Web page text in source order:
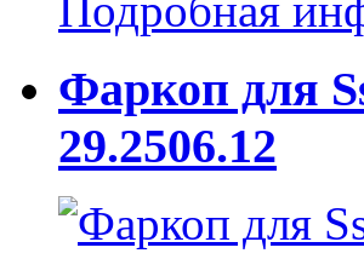
Фаркоп для
29.2506.12